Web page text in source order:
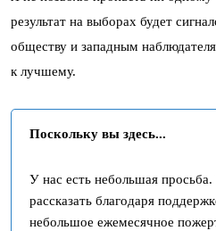
результат на выборах будет
обществу и западным
к лучшему.
Поскольку вы здесь...
У нас есть небольшая
рассказать благодаря
небольшое ежемесячное